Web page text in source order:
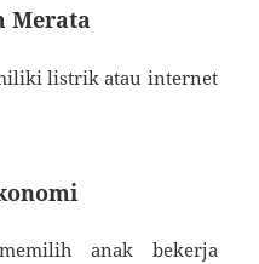
Merata
listrik atau internet
anak bekerja